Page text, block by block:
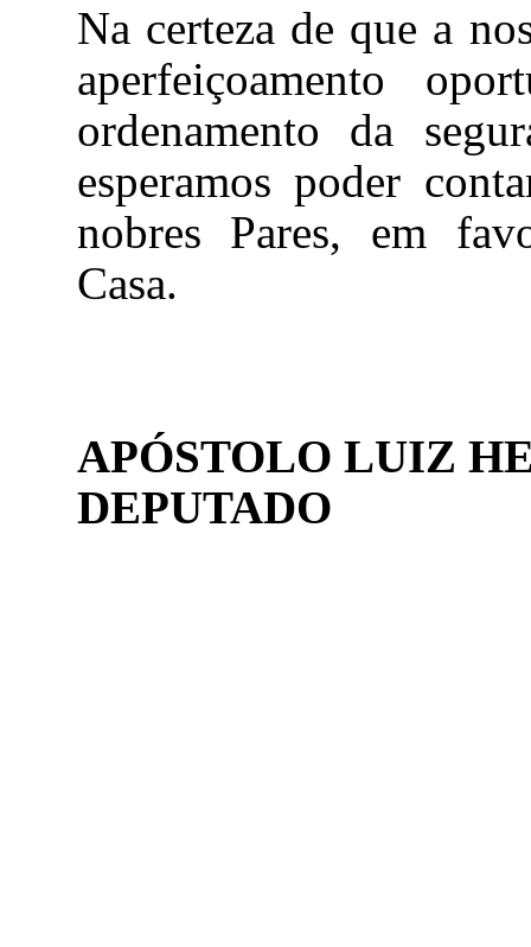
Na certeza de que a
aperfeiçoamento
ordenamento da
esperamos poder
nobres Pares, em
Casa.
APÓSTOLO LUIZ
DEPUTADO